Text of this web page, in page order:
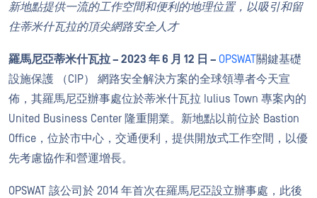
新地點提供一流的工作空間和便利的地理位置，以吸引和留
住蒂米什瓦拉的頂尖網路安全人才
羅馬尼亞蒂米什瓦拉 – 2023 年 6 月 12 日 – OPSWAT關鍵基礎
設施保護 （CIP） 網路安全解決方案的全球領導者今天宣
佈，其羅馬尼亞辦事處位於蒂米什瓦拉 Iulius Town 專案內的
United Business Center 隆重開業。新地點以前位於 Bastion
Office，位於市中心，交通便利，提供開放式工作空間，以優
先考慮協作和營運增長。
OPSWAT 該公司於 2014 年首次在羅馬尼亞設立辦事處，此後